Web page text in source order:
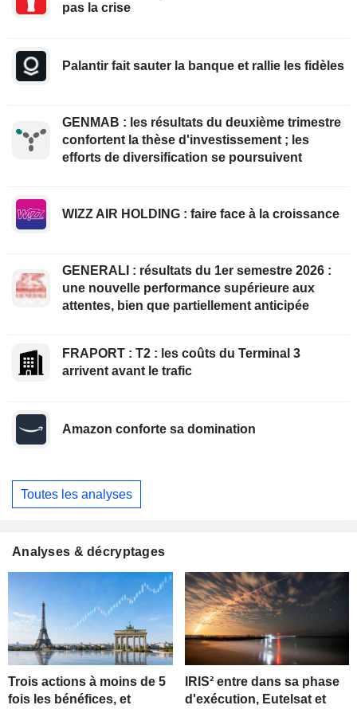
pas la crise
Palantir fait sauter la banque et rallie les fidèles
GENMAB : les résultats du deuxième trimestre
confortent la thèse d'investissement ; les
efforts de diversification se poursuivent
WIZZ AIR HOLDING : faire face à la croissance
GENERALI : résultats du 1er semestre 2026 :
une nouvelle performance supérieure aux
attentes, bien que partiellement anticipée
FRAPORT : T2 : les coûts du Terminal 3
arrivent avant le trafic
Amazon conforte sa domination
Toutes les analyses
Analyses & décryptages
Trois actions à moins de 5
fois les bénéfices, et
IRIS² entre dans sa phase
d'exécution, Eutelsat et